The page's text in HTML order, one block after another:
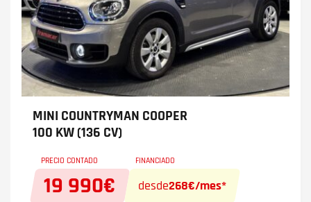
MINI COUNTRYMAN COOPER
100 KW (136 CV)
PRECIO CONTADO
19 990€
FINANCIADO
desde268€/mes*